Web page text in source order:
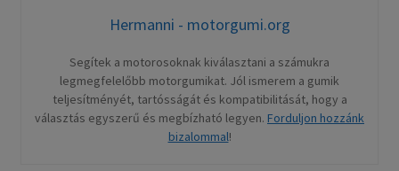
Hermanni - motorgumi.org
Segítek a motorosoknak kiválasztani a számukra
legmegfelelőbb motorgumikat. Jól ismerem a gumik
teljesítményét, tartósságát és kompatibilitását, hogy a
választás egyszerű és megbízható legyen. Forduljon hozzánk
bizalommal!